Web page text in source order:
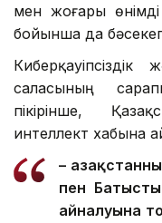
мен жоғары
бойынша да
саласының
пікірінше,
интеллект хабына
–
пен
айналуына